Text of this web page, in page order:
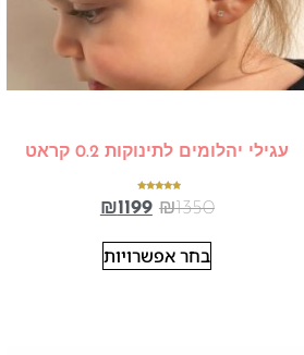
עגילי יהלומים לתינוקות 0.2 קראט
5.00
מתוך 5
₪1350
₪1199
בחר אפשרויות